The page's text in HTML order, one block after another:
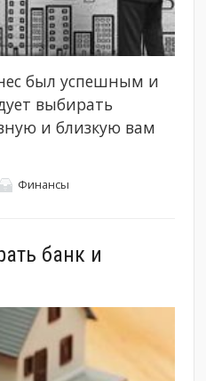
был успешным и
выбирать
и близкую вам
Финансы
банк и